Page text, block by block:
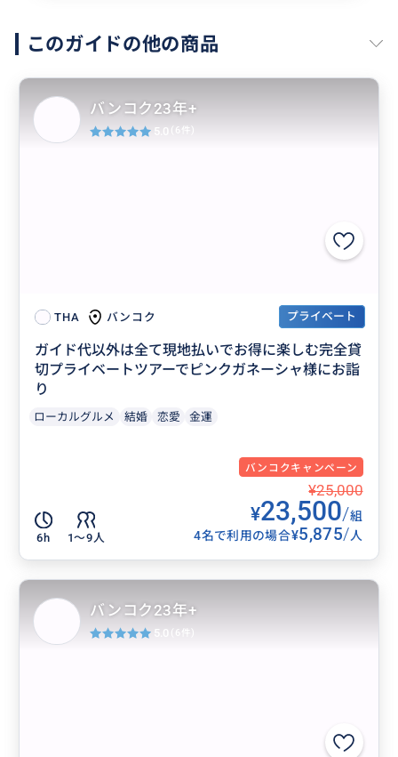
このガイドの他の商品
THA バンコク プライベート
ガイド代以外は全て現地払いでお得に楽しむ完全貸
切プライベートツアーでピンクガネーシャ様にお詣
り
ローカルグルメ 結婚 恋愛 金運
バンコクキャンペーン
6h 1〜9人
¥25,000
¥23,500/組
4名で利用の場合¥5,875/人
バンコク23年+
5.0 (6件)
バンコク23年+
5.0 (6件)